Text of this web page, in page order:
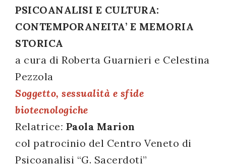
PSICOANALISI E CULTURA:
CONTEMPORANEITA’ E MEMORIA
STORICA
a cura di Roberta Guarnieri e Celestina
Pezzola
Soggetto, sessualità e sfide
biotecnologiche
Relatrice: Paola Marion
col patrocinio del Centro Veneto di
Psicoanalisi “G. Sacerdoti”
decreto
legislativo
196/03
Registrazione
avvenuta con
successo!